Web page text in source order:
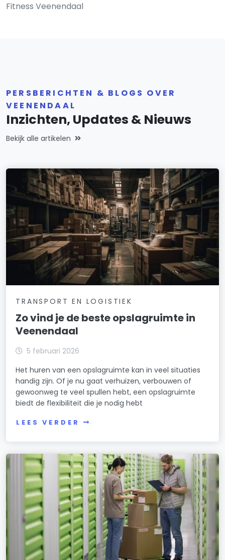
Fitness Veenendaal
PERSBERICHTEN & BLOGS OVER
VEENENDAAL
Inzichten, Updates & Nieuws
Bekijk alle artikelen
TRANSPORT EN LOGISTIEK
Zo vind je de beste opslagruimte in
Veenendaal
5 februari 2026
Het huren van een opslagruimte kan in veel situaties
handig zijn. Of je nu gaat verhuizen, verbouwen of
gewoonweg te veel spullen hebt, een opslagruimte
biedt de flexibiliteit die je nodig hebt
LEES VERDER